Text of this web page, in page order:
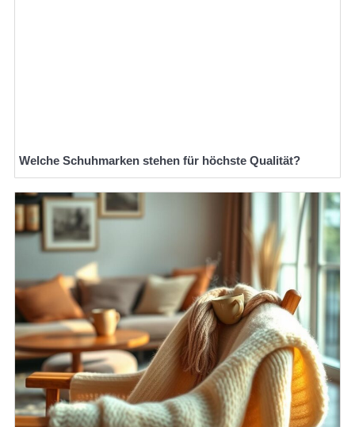
Welche Schuhmarken stehen für höchste Qualität?